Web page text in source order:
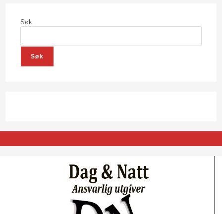
Søk
Søk